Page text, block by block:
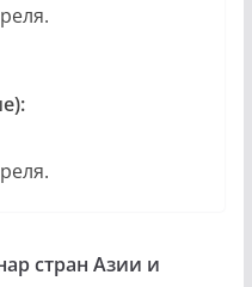
стран Азии и